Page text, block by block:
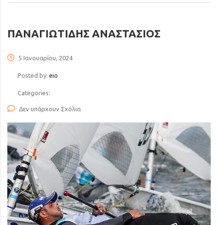
ΠΑΝΑΓΙΩΤΙΔΗΣ ΑΝΑΣΤΑΣΙΟΣ
5 Ιανουαρίου, 2024
Posted by: eio
Categories:
Δεν υπάρχουν Σχόλια